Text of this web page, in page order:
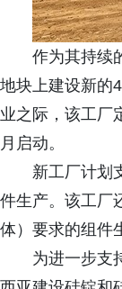
作为其持续
地块上建设新的
业之际，该工厂
月启动。
新工厂计划
件生产。该工厂
体）要求的组件
为进一步支